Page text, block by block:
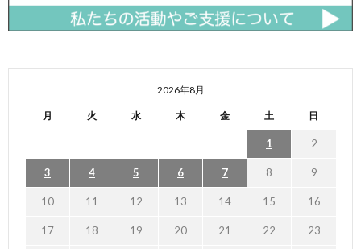
2026年8月
月 火 水 木 金 土 日
1 2
3 4 5 6 7 8 9
10 11 12 13 14 15 16
17 18 19 20 21 22 23